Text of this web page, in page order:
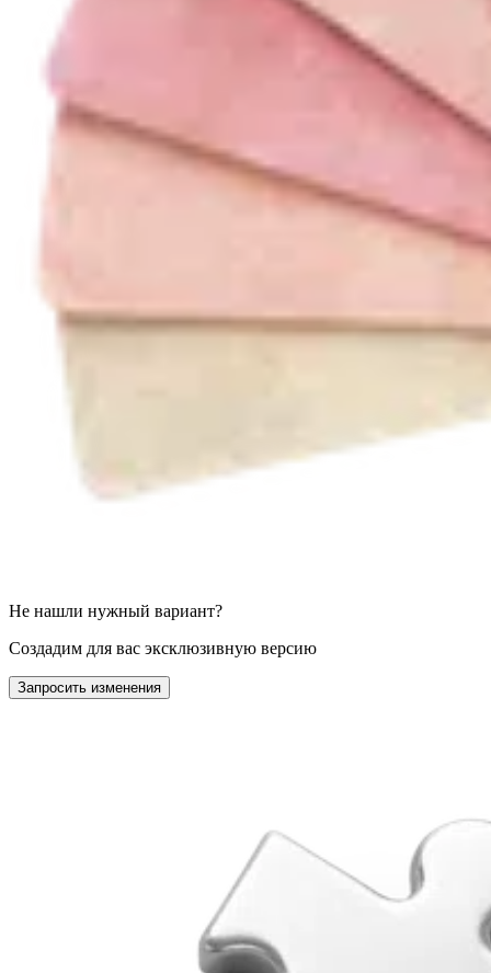
Не нашли нужный вариант?
Создадим для вас эксклюзивную версию
Запросить изменения